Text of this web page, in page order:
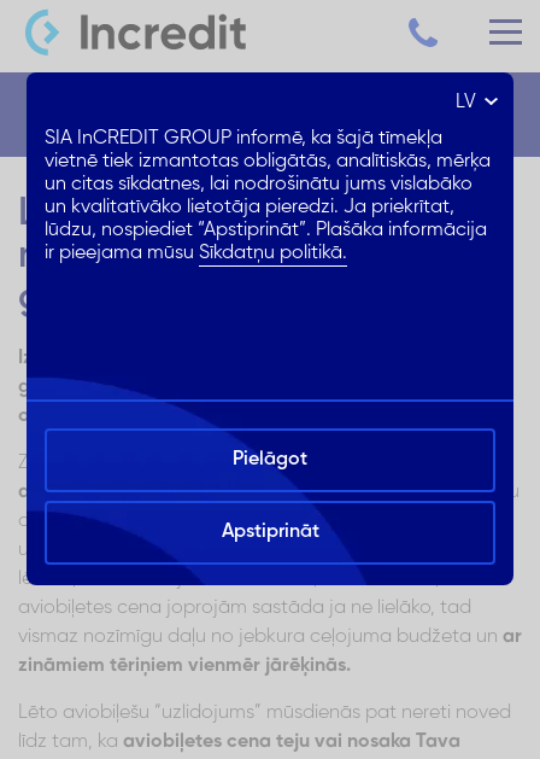
Lētas aviobiļetes – kur tās
meklēt un kā iegādāties
gudri?
Izdevīga aviobiļešu iegādāšanās ir teju vai māksla – ja
gribi iegādāties ātri, ērti un lēti, noskaidro, kur un kā
online vidē to vislabāk darīt!
Zināms, ka pēdējo gadu laikā pasaulei sevi
aizvien vairāk tā dēvātās budžeta aviokompānijas, kuru
dēļ pārvietošanās ar lidmašīnu nu jau nereti var tikt
uzskatīta par diezgan “lētu prieku”. Vismaz par krietni
lētāku, nekā tas bijis līdz šim. Taču, lai tur vai kas,
aviobiļetes cena joprojām sastāda ja ne lielāko, tad
vismaz nozīmīgu daļu no jebkura ceļojuma budžeta un ar
zināmiem tēriņiem vienmēr jārēķinās.
Lēto aviobiļešu “uzlidojums” mūsdienās pat nereti noved
līdz tam, ka aviobiļetes cena teju vai nosaka Tava
LV
SIA InCREDIT GROUP informē, ka šajā tīmekļa
vietnē tiek izmantotas obligātās, analītiskās, mērķa
un citas sīkdatnes, lai nodrošinātu jums vislabāko
un kvalitatīvāko lietotāja pieredzi. Ja priekrītat,
lūdzu, nospiediet “Apstiprināt”. Plašāka informācija
ir pieejama mūsuSīkdatņu politikā.
Pielāgot
Apstiprināt